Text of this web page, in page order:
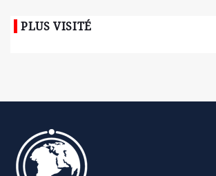
PLUS VISITÉ